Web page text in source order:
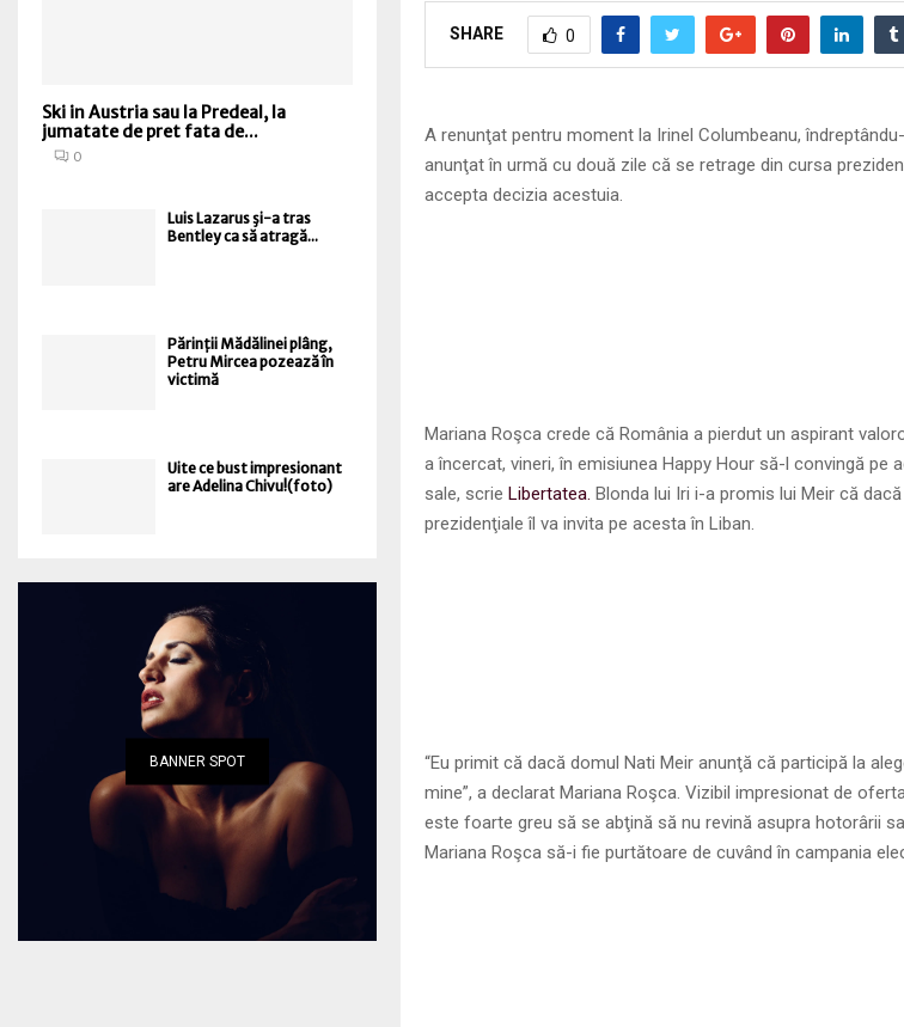
SHARE 0
A renunţat pentru moment la Irinel Columbeanu,
anunţat în urmă cu două zile că se retrage din cursa
accepta decizia acestuia.
Mariana Roşca crede că România a pierdut un aspirant
a încercat, vineri, în emisiunea Happy Hour să-l convingă pe
sale, scrie Libertatea. Blonda lui Iri i-a promis lui Meir că
prezidenţiale îl va invita pe acesta în Liban.
“Eu primit că dacă domul Nati Meir anunţă că participă la
mine”, a declarat Mariana Roşca. Vizibil impresionat de
este foarte greu să se abţină să nu revină asupra hotorârii
Mariana Roşca să-i fie purtătoare de cuvând în campania
Ski in Austria sau la Predeal, la
jumatate de pret fata de...
0
Luis Lazarus şi-a tras
Bentley ca să atragă...
Părinții Mădălinei plâng,
Petru Mircea pozează în
victimă
Uite ce bust impresionant
are Adelina Chivu!(foto)
BANNER SPOT